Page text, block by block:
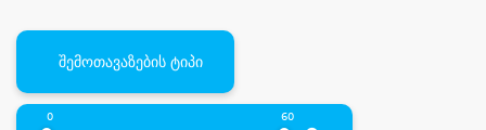
შემოთავაზების ტიპი
0 60